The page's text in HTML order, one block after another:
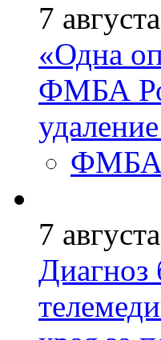
7
«Одна
ФМБА
ФМБА
7
Диагноз